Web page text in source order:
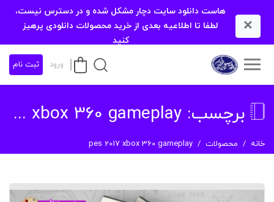
×
هاست دانلود سایت دچار مشکل شده و در دسترس نیست،
لطفا تا اطلاعیه بعدی از خرید محصولات دانلودی پرهیز
کنید
ورود ثبت نام
برچسب: pes 2017 xbox 360 gameplay
خانه محصولات pes 2017 xbox 360 gameplay